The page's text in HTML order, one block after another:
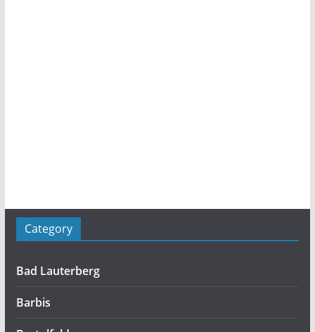
Category
Bad Lauterberg
Barbis